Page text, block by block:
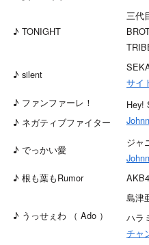
♪ TONIGHT
三代
♪ silent
サイ
♪ ファンファーレ！
Hey!
♪ ネガティブファイター
♪ でっかい愛
ジャ
♪ 根も葉もRumor
♪ うっせぇわ （ Ado ）
島津
ハラ
チャ